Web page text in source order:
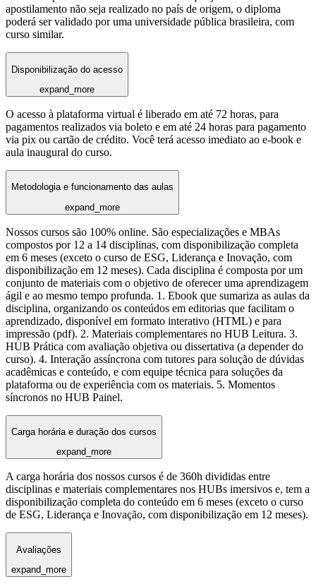
apostilamento não seja realizado no país de origem, o diploma
poderá ser validado por uma universidade pública brasileira, com
curso similar.
Disponibilização do acesso
expand_more
O acesso à plataforma virtual é liberado em até 72 horas, para
pagamentos realizados via boleto e em até 24 horas para pagamento
via pix ou cartão de crédito. Você terá acesso imediato ao e-book e
aula inaugural do curso.
Metodologia e funcionamento das aulas
expand_more
Nossos cursos são 100% online. São especializações e MBAs
compostos por 12 a 14 disciplinas, com disponibilização completa
em 6 meses (exceto o curso de ESG, Liderança e Inovação, com
disponibilização em 12 meses). Cada disciplina é composta por um
conjunto de materiais com o objetivo de oferecer uma aprendizagem
ágil e ao mesmo tempo profunda. 1. Ebook que sumariza as aulas da
disciplina, organizando os conteúdos em editorias que facilitam o
aprendizado, disponível em formato interativo (HTML) e para
impressão (pdf). 2. Materiais complementares no HUB Leitura. 3.
HUB Prática com avaliação objetiva ou dissertativa (a depender do
curso). 4. Interação assíncrona com tutores para solução de dúvidas
acadêmicas e conteúdo, e com equipe técnica para soluções da
plataforma ou de experiência com os materiais. 5. Momentos
síncronos no HUB Painel.
Carga horária e duração dos cursos
expand_more
A carga horária dos nossos cursos é de 360h divididas entre
disciplinas e materiais complementares nos HUBs imersivos e, tem a
disponibilização completa do conteúdo em 6 meses (exceto o curso
de ESG, Liderança e Inovação, com disponibilização em 12 meses).
Avaliações
expand_more